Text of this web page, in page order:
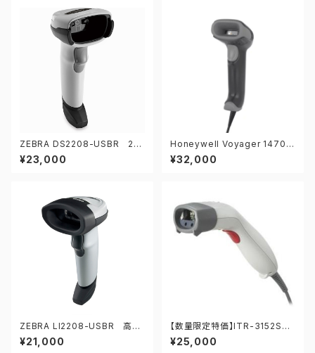
ZEBRA DS2208-USBR 2次
元バーコードリーダー
¥23,000
Honeywell Voyager 1470G
2D-USB 2次元バーコードリ
ーダー
¥32,000
ZEBRA LI2208-USBR 高耐
久1次元バーコードリーダー
¥21,000
【数量限定特価】ITR-3152SR-
USB ITR-3152SR-U 2次
元バーコードリーダー
¥25,000